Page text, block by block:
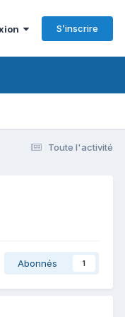
S’inscrire
Toute l'activité
Abonnés 1